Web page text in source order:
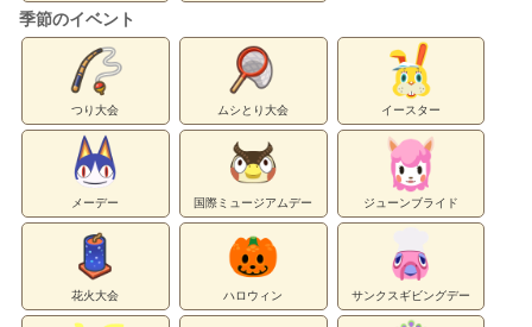
季節のイベント
つり大会 ムシとり大会 イースター
メーデー 国際ミュージアムデー ジューンブライド
花火大会 ハロウィン サンクスギビングデー